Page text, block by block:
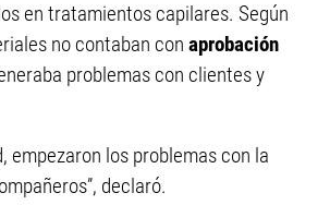
en tratamientos capilares. Según
no contaban con aprobación
problemas con clientes y
empezaron los problemas con la
declaró.